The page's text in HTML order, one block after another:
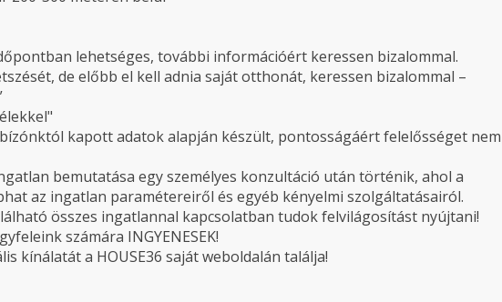
lehetséges, további információért keressen bizalommal.
de előbb el kell adnia saját otthonát, keressen bizalommal –
kapott adatok alapján készült, pontosságáért felelősséget nem
bemutatása egy személyes konzultáció után történik, ahol a
az ingatlan paramétereiről és egyéb kényelmi szolgáltatásairól.
összes ingatlannal kapcsolatban tudok felvilágosítást nyújtani!
számára INGYENESEK!
kínálatát a HOUSE36 saját weboldalán találja!